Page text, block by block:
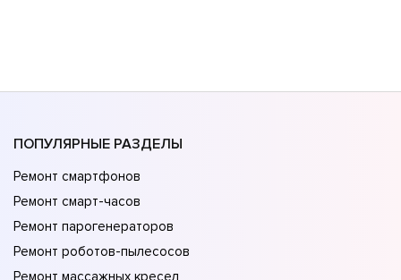
ПОПУЛЯРНЫЕ РАЗДЕЛЫ
Ремонт смартфонов
Ремонт смарт-часов
Ремонт парогенераторов
Ремонт роботов-пылесосов
Ремонт массажных кресел